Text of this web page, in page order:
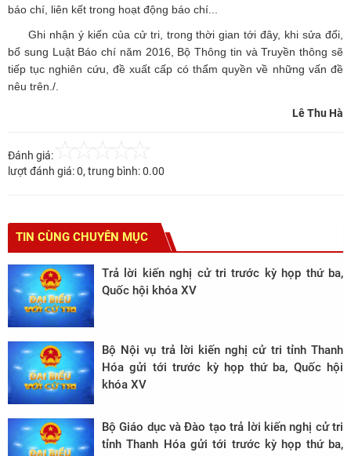
báo chí, liên kết trong hoạt động báo chí...
Ghi nhận ý kiến của cử tri, trong thời gian tới đây, khi sửa đổi,
bổ sung Luật Báo chí năm 2016, Bộ Thông tin và Truyền thông sẽ
tiếp tục nghiên cứu, đề xuất cấp có thẩm quyền về những vấn đề
nêu trên./.
Lê Thu Hà
Đánh giá:
lượt đánh giá:0, trung bình:0.00
TIN CÙNG CHUYÊN MỤC
Trả lời kiến nghị cử tri trước kỳ họp thứ ba,
Quốc hội khóa XV
Bộ Nội vụ trả lời kiến nghị cử tri tỉnh Thanh
Hóa gửi tới trước kỳ họp thứ ba, Quốc hội
khóa XV
Bộ Giáo dục và Đào tạo trả lời kiến nghị cử tri
tỉnh Thanh Hóa gửi tới trước kỳ họp thứ ba,